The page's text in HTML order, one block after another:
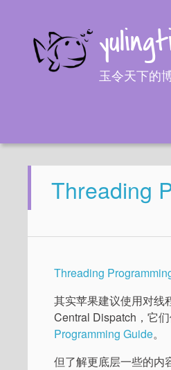
玉令天下的
Threading
Threading
其实苹果建议使用对线
Central Dispatch，它
Programming Guide。
但了解更底层一些的内